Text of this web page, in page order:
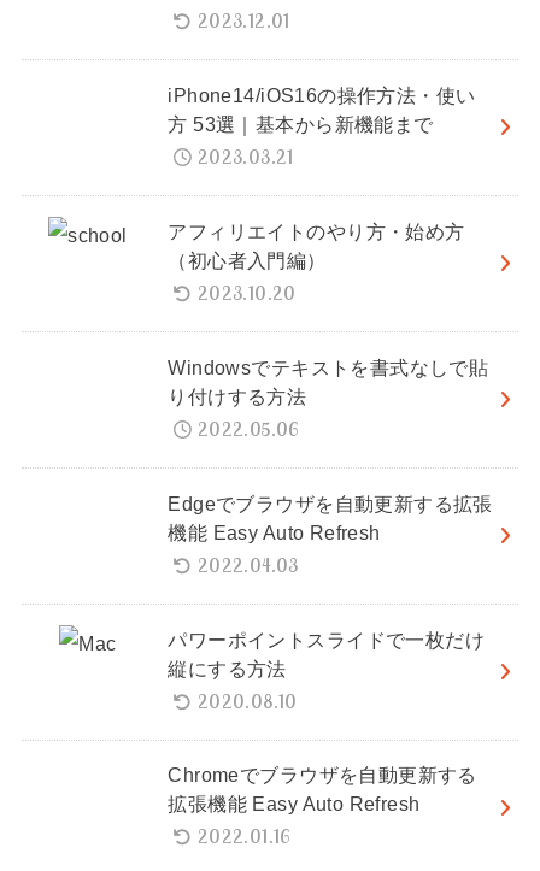
2023.12.01
iPhone14/iOS16の操作方法・使い
方 53選｜基本から新機能まで
2023.03.21
アフィリエイトのやり方・始め方
（初心者入門編）
2023.10.20
Windowsでテキストを書式なしで貼
り付けする方法
2022.05.06
Edgeでブラウザを自動更新する拡張
機能 Easy Auto Refresh
2022.04.03
パワーポイントスライドで一枚だけ
縦にする方法
2020.08.10
Chromeでブラウザを自動更新する
拡張機能 Easy Auto Refresh
2022.01.16